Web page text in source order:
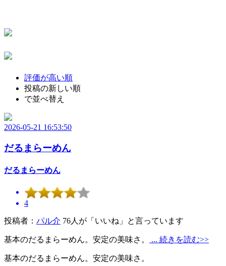
評価が高い順
投稿の新しい順
で並べ替え
2026-05-21 16:53:50
だるまらーめん
だるまらーめん
4
投稿者： パル介 76人が「いいね」と言っています
基本のだるまらーめん。安定の美味さ。 ... 続きを読む>>
基本のだるまらーめん。安定の美味さ。